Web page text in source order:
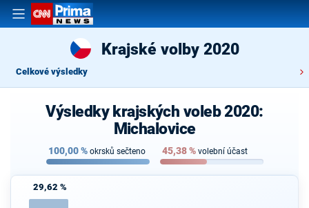
Krajské volby 2020
Celkové výsledky
Výsledky krajských voleb 2020:
Michalovice
100,00% okrsků sečteno 45,38% volební účast
29,62 %